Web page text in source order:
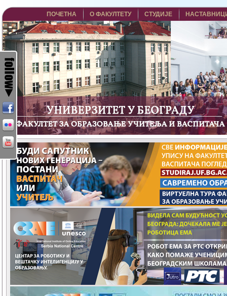
ПОЧЕТНА О ФАКУЛТЕТУ СТУДИЈЕ